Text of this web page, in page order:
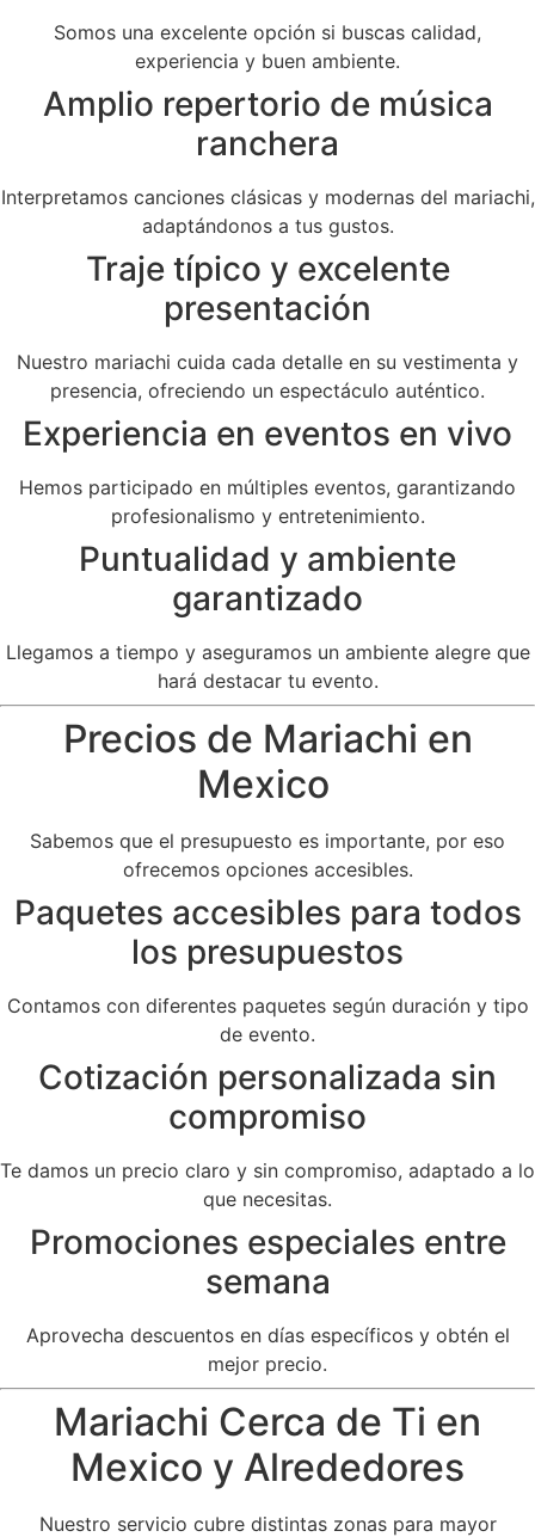
Somos una excelente opción si buscas calidad,
experiencia y buen ambiente.
Amplio repertorio de música
ranchera
Interpretamos canciones clásicas y modernas del mariachi,
adaptándonos a tus gustos.
Traje típico y excelente
presentación
Nuestro mariachi cuida cada detalle en su vestimenta y
presencia, ofreciendo un espectáculo auténtico.
Experiencia en eventos en vivo
Hemos participado en múltiples eventos, garantizando
profesionalismo y entretenimiento.
Puntualidad y ambiente
garantizado
Llegamos a tiempo y aseguramos un ambiente alegre que
hará destacar tu evento.
Precios de Mariachi en
Mexico
Sabemos que el presupuesto es importante, por eso
ofrecemos opciones accesibles.
Paquetes accesibles para todos
los presupuestos
Contamos con diferentes paquetes según duración y tipo
de evento.
Cotización personalizada sin
compromiso
Te damos un precio claro y sin compromiso, adaptado a lo
que necesitas.
Promociones especiales entre
semana
Aprovecha descuentos en días específicos y obtén el
mejor precio.
Mariachi Cerca de Ti en
Mexico y Alrededores
Nuestro servicio cubre distintas zonas para mayor